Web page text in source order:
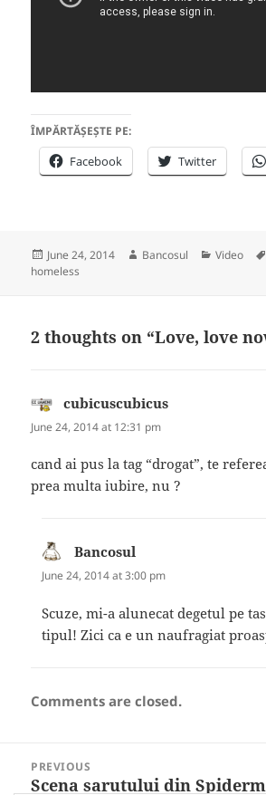
ÎMPĂRTĂȘEȘTE PE:
Facebook Twitter
Posted
on
June 24, 2014 Author
Bancosul Categories
Video
homeless
2 thoughts on “Love, love
cubicuscubicus
June 24, 2014 at 12:31 pm
cand ai pus la tag “drogat”, te
prea multa iubire, nu ?
Bancosul
June 24, 2014 at 3:00 pm
Scuze, mi-a alunecat degetul pe
tipul! Zici ca e un naufragiat
Comments are closed.
navigation
PREVIOUS
Previous
Scena sarutului din